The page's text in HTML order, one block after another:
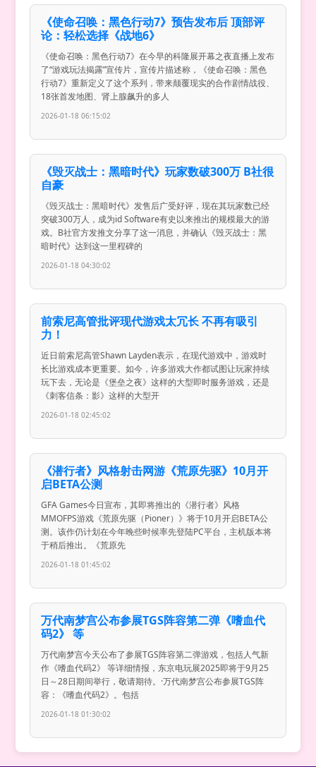
《使命召唤：黑色行动7》预告发布后 顶部评
论：轻松选择《战地6》
《使命召唤：黑色行动7》在今早的科隆展开幕之夜直播上发布
了“游戏玩法揭露”宣传片，宣传片描述称，《使命召唤：黑色
行动7》重新定义了这个系列，带来颠覆现实的合作剧情战役、
18张首发地图、肾上腺飙升的多人
2026-01-18 06:15:02
《毁灭战士：黑暗时代》玩家数破300万 B社很
自豪
《毁灭战士：黑暗时代》发售后广受好评，现在其玩家数已经
突破300万人，成为id Software有史以来推出的规模最大的游
戏。B社官方发推文分享了这一消息，并确认《毁灭战士：黑
暗时代》达到这一里程碑的
2026-01-18 04:30:02
前索尼高管批评现代游戏太冗长 不再有吸引
力！
近日前索尼高管Shawn Layden表示，在现代游戏中，游戏时
长比游戏成本更重要。如今，许多游戏大作都试图让玩家持续
玩下去，无论是《堡垒之夜》这样的大型即时服务游戏，还是
《刺客信条：影》这样的大型开
2026-01-18 02:45:02
《潜行者》风格射击网游《荒原先驱》10月开
启BETA公测
GFA Games今日宣布，其即将推出的《潜行者》风格
MMOFPS游戏《荒原先驱（Pioner）》将于10月开启BETA公
测。该作仍计划在今年晚些时候率先登陆PC平台，主机版本将
于稍后推出。《荒原先
2026-01-18 01:45:02
万代南梦宫公布参展TGS阵容第二弹《嗜血代
码2》 等
万代南梦宫今天公布了参展TGS阵容第二弹游戏，包括人气新
作《嗜血代码2》 等详细情报，东京电玩展2025即将于9月25
日～28日期间举行，敬请期待。·万代南梦宫公布参展TGS阵
容：《嗜血代码2》。包括
2026-01-18 01:30:02